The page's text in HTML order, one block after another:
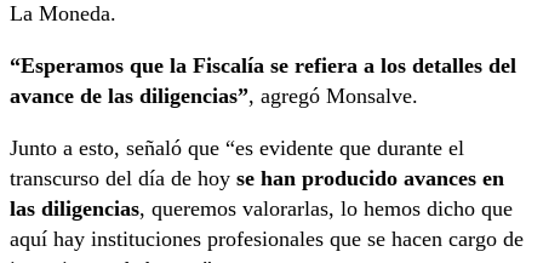
La Moneda.
“Esperamos que la Fiscalía se refiera a los detalles del
avance de las diligencias”, agregó Monsalve.
Junto a esto, señaló que “es evidente que durante el
transcurso del día de hoy se han producido avances en
las diligencias, queremos valorarlas, lo hemos dicho que
aquí hay instituciones profesionales que se hacen cargo de